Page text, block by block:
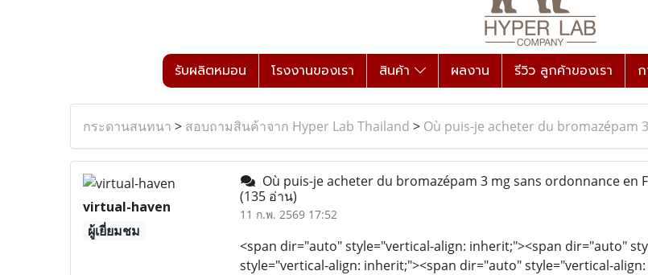
รับผลิตหมอน โรงงานของเรา สินค้า ผลงาน รีวิว ลูกค้าของเรา ก
กระดานสนทนา > สอบถามสินค้าจาก Hyper Lab Thailand > Où puis-je acheter du bromazépam
virtual-haven
ผู้เยี่ยมชม
Où puis-je acheter du bromazépam 3 mg sans ordonnance en
(135 อ่าน)
11 ก.พ. 2569 17:52
<span dir="auto" style="vertical-align: inherit;"><span dir="auto"
style="vertical-align: inherit;"><span dir="auto" style="vertical-